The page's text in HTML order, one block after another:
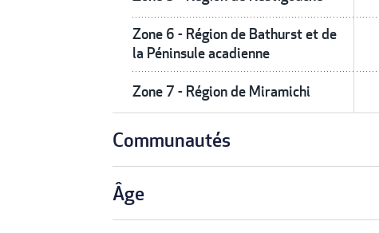
Zone 6 - Région de Bathurst et de
la Péninsule acadienne
Zone 7 - Région de Miramichi
Communautés
Âge